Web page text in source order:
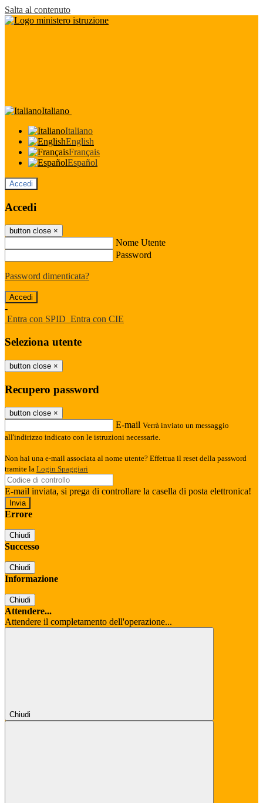
Salta al contenuto
Italiano
Italiano
English
Français
Español
Accedi
Accedi
button close ×
Nome Utente
Password
Password dimenticata?
-
Entra con SPID Entra con CIE
Seleziona utente
button close ×
Recupero password
button close ×
E-mail Verrà inviato un messaggio
all'indirizzo indicato con le istruzioni necessarie.
Non hai una e-mail associata al nome utente? Effettua il reset della password
tramite la Login Spaggiari
E-mail inviata, si prega di controllare la casella di posta elettronica!
Errore
Chiudi
Successo
Chiudi
Informazione
Chiudi
Attendere...
Attendere il completamento dell'operazione...
Chiudi